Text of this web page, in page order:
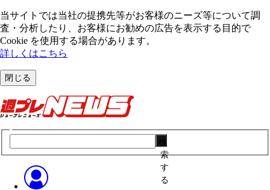
当サイトでは当社の提携先等がお客様のニーズ等について調
査・分析したり、お客様にお勧めの広告を表⽰する⽬的で
Cookie を使⽤する場合があります。
詳しくはこちら
閉じる
索
す
る